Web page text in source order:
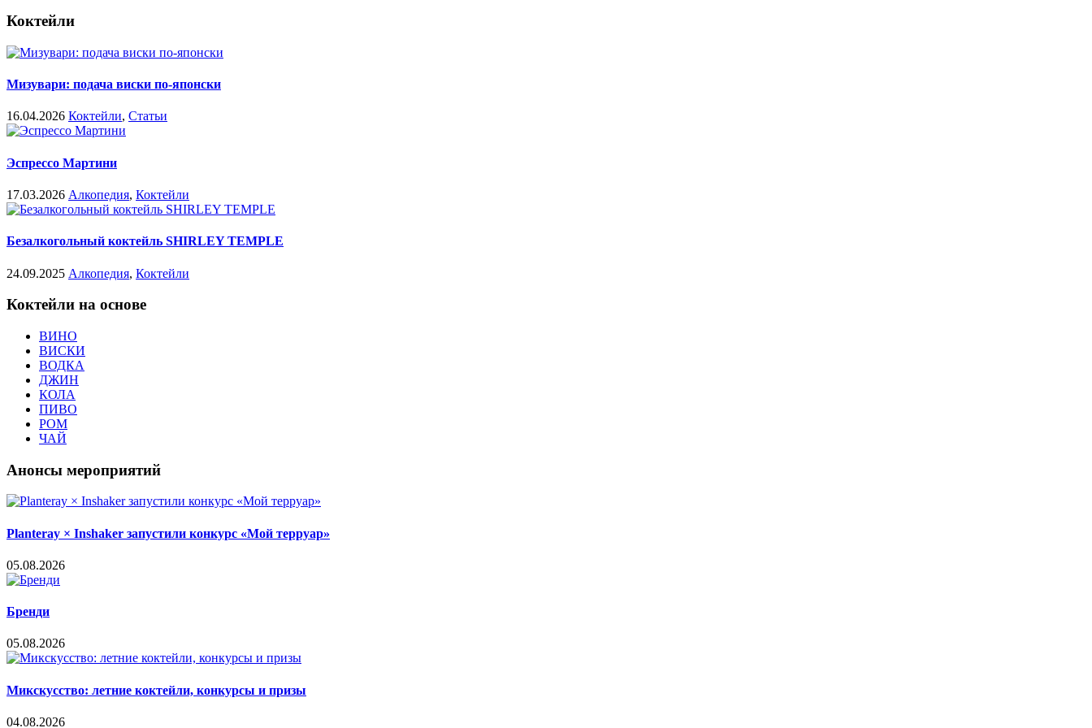
Коктейли
Мизувари: подача виски по-японски
16.04.2026 Коктейли, Статьи
Эспрессо Мартини
17.03.2026 Алкопедия, Коктейли
Безалкогольный коктейль SHIRLEY TEMPLE
24.09.2025 Алкопедия, Коктейли
Коктейли на основе
ВИНО
ВИСКИ
ВОДКА
ДЖИН
КОЛА
ПИВО
РОМ
ЧАЙ
Анонсы мероприятий
Planteray × Inshaker запустили конкурс «Мой терруар»
05.08.2026
Бренди
05.08.2026
Микскусство: летние коктейли, конкурсы и призы
04.08.2026